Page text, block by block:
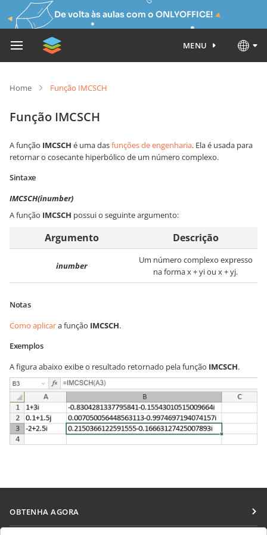
De volta às aulas com o ONLYOFFICE!
MENU
Home Função IMCSCH
Função IMCSCH
A função IMCSCH é uma dasfunções de engenharia. Ela é usada para
retornar o cosecante hiperbólico de um número complexo.
Sintaxe
IMCSCH(inumber)
A função IMCSCH possui o seguinte argumento:
Argumento Descrição
inumber
Um número complexo expresso
na forma x + yi ou x + yj.
Notas
Como aplicara função IMCSCH.
Exemplos
A figura abaixo exibe o resultado retornado pela função IMCSCH.
OBTENHA AGORA
Docs